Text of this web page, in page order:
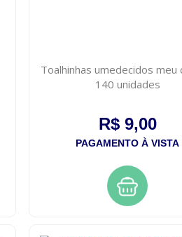
Toalhinhas umedecidos meu
140 unidades
R$ 9,00
PAGAMENTO À VISTA